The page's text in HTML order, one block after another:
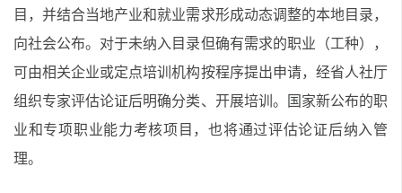
目，并结合当地产业和就业需求形成动态调整的本地目录，
向社会公布。对于未纳入目录但确有需求的职业（工种），
可由相关企业或定点培训机构按程序提出申请，经省人社厅
组织专家评估论证后明确分类、开展培训。国家新公布的职
业和专项职业能力考核项目，也将通过评估论证后纳入管
理。